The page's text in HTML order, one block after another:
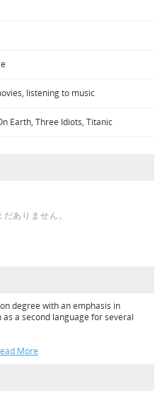
listening to music
Earth, Three Idiots, Titanic
ありません。
degree with an emphasis in
a second language for several
More